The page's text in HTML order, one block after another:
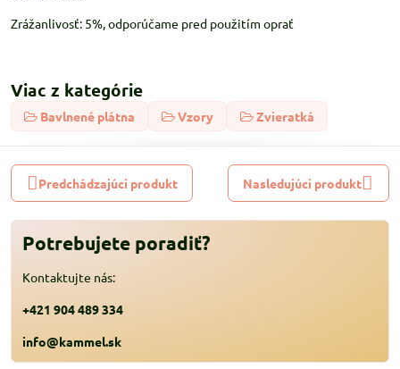
Zrážanlivosť: 5%, odporúčame pred použitím oprať
Viac z kategórie
Bavlnené plátna Vzory Zvieratká
Predchádzajúci produkt Nasledujúci produkt
Potrebujete poradiť?
Kontaktujte nás:
+421 904 489 334
info@kammel.sk